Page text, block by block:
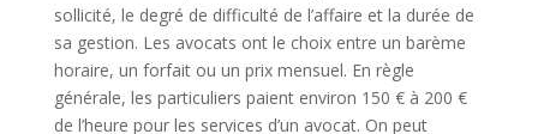
sollicité, le degré de difficulté de l’affaire et la durée de
sa gestion. Les avocats ont le choix entre un barème
horaire, un forfait ou un prix mensuel. En règle
générale, les particuliers paient environ 150 € à 200 €
de l’heure pour les services d’un avocat. On peut